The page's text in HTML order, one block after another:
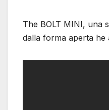
The BOLT MINI, una
dalla forma aperta he